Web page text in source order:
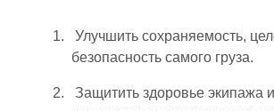
Улучшить сохраняемость,
безопасность самого груза.
Защитить здоровье экипажа и